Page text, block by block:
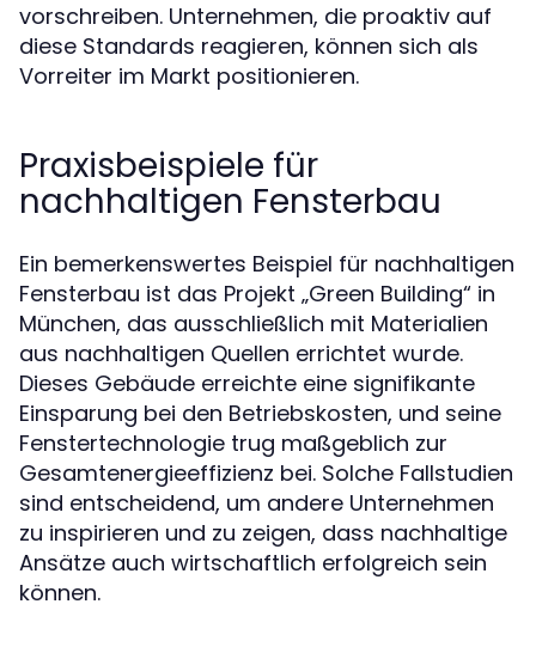
vorschreiben. Unternehmen, die proaktiv auf
diese Standards reagieren, können sich als
Vorreiter im Markt positionieren.
Praxisbeispiele für
nachhaltigen Fensterbau
Ein bemerkenswertes Beispiel für nachhaltigen
Fensterbau ist das Projekt „Green Building“ in
München, das ausschließlich mit Materialien
aus nachhaltigen Quellen errichtet wurde.
Dieses Gebäude erreichte eine signifikante
Einsparung bei den Betriebskosten, und seine
Fenstertechnologie trug maßgeblich zur
Gesamtenergieeffizienz bei. Solche Fallstudien
sind entscheidend, um andere Unternehmen
zu inspirieren und zu zeigen, dass nachhaltige
Ansätze auch wirtschaftlich erfolgreich sein
können.